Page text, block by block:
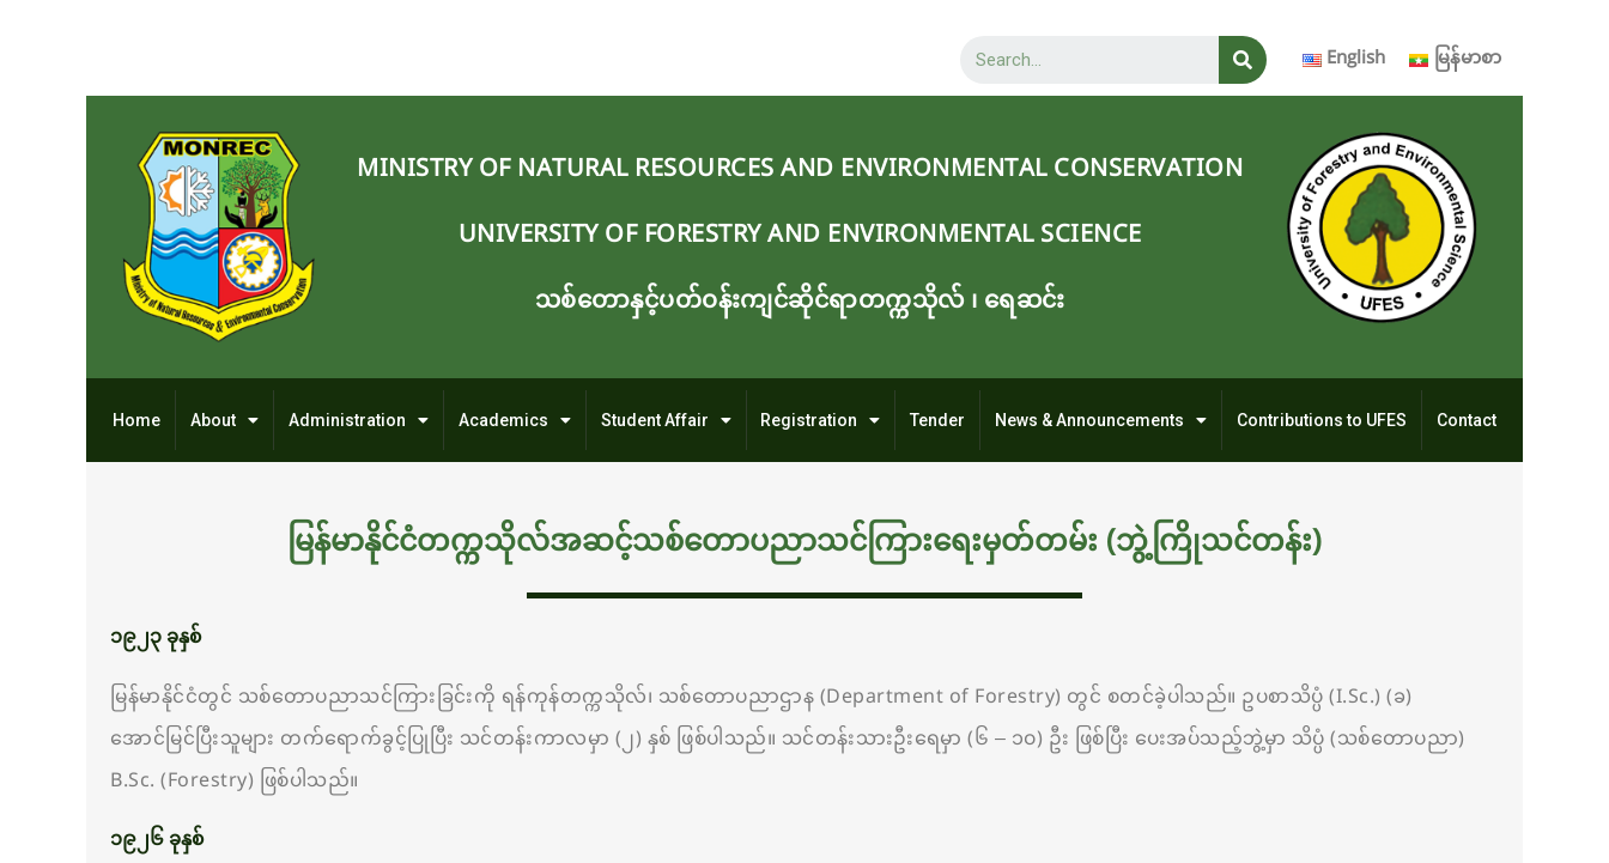
English မြန်မာစာ
MINISTRY OF NATURAL RESOURCES AND ENVIRONMENTAL CONSERVATION
UNIVERSITY OF FORESTRY AND ENVIRONMENTAL SCIENCE
သစ်တောနှင့်ပတ်ဝန်းကျင်ဆိုင်ရာတက္ကသိုလ် ၊ ‌ရေဆင်း
Home About Administration Academics Student Affair Registration Tender News & Announcements Contributions to UFES Contact
မြန်မာနိုင်ငံတက္ကသိုလ်အဆင့်သစ်တောပညာသင်ကြားရေးမှတ်တမ်း (ဘွဲ့ကြိုသင်တန်း)
၁၉၂၃ ခုနှစ်
မြန်မာနိုင်ငံတွင် သစ်တောပညာသင်ကြားခြင်းကို ရန်ကုန်တက္ကသိုလ်၊ သစ်တောပညာဌာန (Department of Forestry) တွင် စတင်ခဲ့ပါသည်။ ဥပစာသိပ္ပံ (I.Sc.) (ခ)
အောင်မြင်ပြီးသူများ တက်ရောက်ခွင့်ပြုပြီး သင်တန်းကာလမှာ (၂) နှစ် ဖြစ်ပါသည်။ သင်တန်းသားဦးရေမှာ (၆ – ၁၀) ဦး ဖြစ်ပြီး ပေးအပ်သည့်ဘွဲ့မှာ သိပ္ပံ (သစ်တောပညာ)
B.Sc. (Forestry) ဖြစ်ပါသည်။
၁၉၂၆ ခုနှစ်